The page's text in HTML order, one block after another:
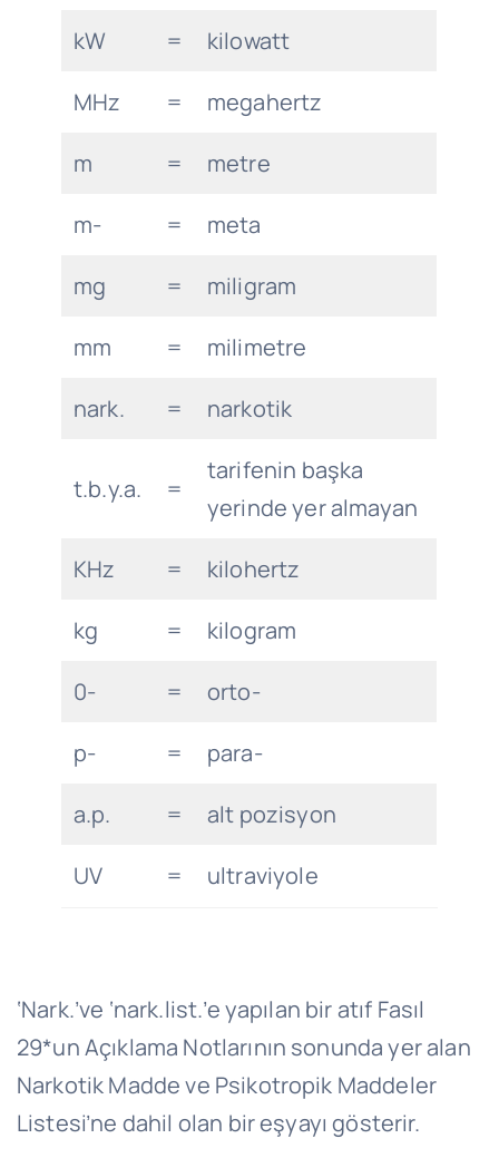
kW = kilowatt
MHz = megahertz
m = metre
m- = meta
mg = miligram
mm = milimetre
nark. = narkotik
t.b.y.a. =
tarifenin başka
yerinde yer almayan
KHz = kilohertz
kg = kilogram
0- = orto-
p- = para-
a.p. = alt pozisyon
UV = ultraviyole
‘Nark.’ve ‘nark.list.’e yapılan bir atıf Fasıl
29*un Açıklama Notlarının sonunda yer alan
Narkotik Madde ve Psikotropik Maddeler
Listesi’ne dahil olan bir eşyayı gösterir.